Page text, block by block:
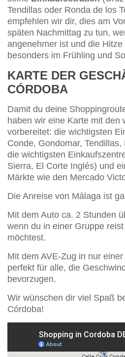
Tendillas oder Ronda de los
empfehlen wir dir, dies am
späten Nachmittag zu tun,
angenehmer ist und die
besonders im Frühling und
KARTE DER
CÓRDOBA
Damit du deine
haben wir eine Karte mit den
vorbereitet: die wichtigsten
Conde, Gondomar,
die wichtigsten
Sierra, El Corte Inglés) und
Märkte wie den Mercado
Die Anreise von Málaga ist
Mit dem Auto ca. 2 Stunden
wenn du in einer Gruppe
möchtest.
Mit dem AVE-Zug in nur
perfekt für alle, die
bevorzugen.
Wir wünschen dir viel Spaß
Córdoba!